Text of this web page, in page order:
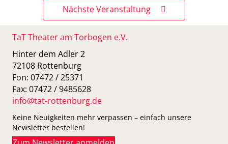
Nächste Veranstaltung
TaT Theater am Torbogen e.V.
Hinter dem Adler 2
72108 Rottenburg
Fon: 07472 / 25371
Fax: 07472 / 9485628
info@tat-rottenburg.de
Keine Neuigkeiten mehr verpassen – einfach unsere
Newsletter bestellen!